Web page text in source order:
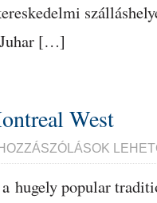
Juhar […]
West
hugely popular